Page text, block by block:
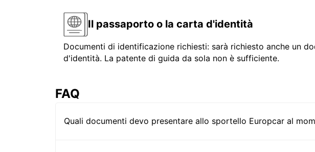
Il passaporto o la carta d'identità
Documenti di identificazione richiesti: sarà richiesto anche un
d'identità. La patente di guida da sola non è sufficiente.
FAQ
Quali documenti devo presentare allo sportello Europcar al